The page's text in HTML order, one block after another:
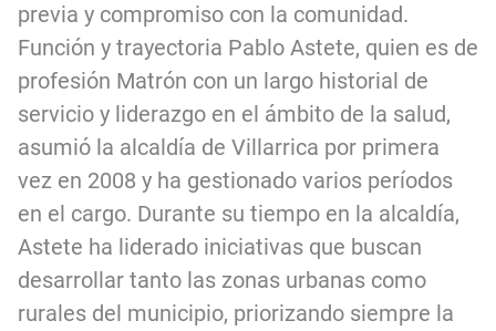
previa y compromiso con la comunidad.
Función y trayectoria Pablo Astete, quien es de
profesión Matrón con un largo historial de
servicio y liderazgo en el ámbito de la salud,
asumió la alcaldía de Villarrica por primera
vez en 2008 y ha gestionado varios períodos
en el cargo. Durante su tiempo en la alcaldía,
Astete ha liderado iniciativas que buscan
desarrollar tanto las zonas urbanas como
rurales del municipio, priorizando siempre la